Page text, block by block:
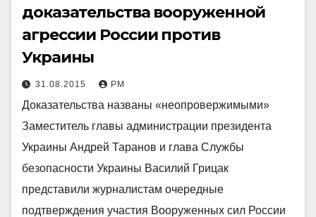
доказательства вооруженной
агрессии России против
Украины
31.08.2015 РМ
Доказательства названы «неопровержимыми»
Заместитель главы администрации президента
Украины Андрей Таранов и глава Службы
безопасности Украины Василий Грицак
представили журналистам очередные
подтверждения участия Вооруженных сил России